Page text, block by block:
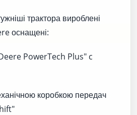
трактора вироблені
оснащені:
PowerTech Plus" c
коробкою передач